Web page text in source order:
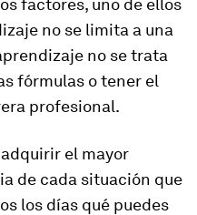
factores, uno de ellos
no se limita a una
no se trata
fórmulas o tener el
profesional.
el mayor
de cada situación que
los días qué puedes